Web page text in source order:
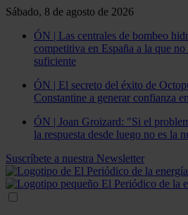
Sábado, 8 de agosto de 2026
ÓN | Las centrales de bombeo
competitiva en España a la que
suficiente
ÓN | El secreto del éxito de
Constantine a generar confianza
ÓN | Joan Groizard: "Si el
la respuesta desde luego no es la
Suscríbete a nuestra Newsletter